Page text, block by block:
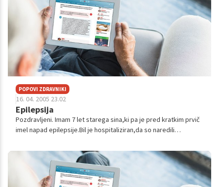
POPOVI ZDRAVNIKI
16. 04. 2005 23.02
Epilepsija
Pozdravljeni. Imam 7 let starega sina,ki pa je pred kratkim prvič
imel napad epilepsije.Bil je hospitaliziran,da so naredili
ne vejo ka...